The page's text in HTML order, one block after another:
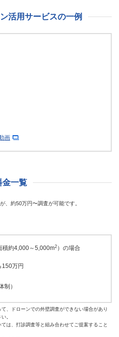
活用サービスの一例
画
金一覧
、約50万円〜調査が可能です。
積約4,000～5,000m2 ）の場合
150万円
制）
、ドローンでの外壁調査ができない場合があり
。
は、打診調査等と組み合わせてご提案すること